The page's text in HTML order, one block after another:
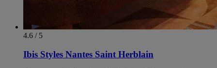
4.6 / 5
Ibis Styles Nantes Saint Herblain